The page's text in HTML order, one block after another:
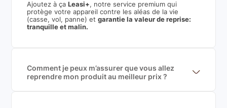
Ajoutez à ça Leasi+, notre service premium qui
protège votre appareil contre les aléas de la vie
(casse, vol, panne) etgarantie la valeur de reprise:
tranquille et malin.
Comment je peux m’assurer que vous allez
reprendre mon produit au meilleur prix ?